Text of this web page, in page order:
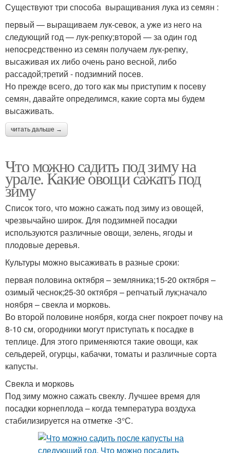
Существуют три способа выращивания лука из семян :
первый — выращиваем лук-севок, а уже из него на
следующий год — лук-репку;второй — за один год
непосредственно из семян получаем лук-репку,
высаживая их либо очень рано весной, либо
рассадой;третий - подзимний посев.
Но прежде всего, до того как мы приступим к посеву
семян, давайте определимся, какие сорта мы будем
высаживать.
читать дальше →
Что можно садить под зиму на
урале. Какие овощи сажать под
зиму
Список того, что можно сажать под зиму из овощей,
чрезвычайно широк. Для подзимней посадки
используются различные овощи, зелень, ягоды и
плодовые деревья.
Культуры можно высаживать в разные сроки:
первая половина октября – земляника;15-20 октября –
озимый чеснок;25-30 октября – репчатый лук;начало
ноября – свекла и морковь.
Во второй половине ноября, когда снег покроет почву на
8-10 см, огородники могут приступать к посадке в
теплице. Для этого применяются такие овощи, как
сельдерей, огурцы, кабачки, томаты и различные сорта
капусты.
Свекла и морковь
Под зиму можно сажать свеклу. Лучшее время для
посадки корнеплода – когда температура воздуха
стабилизируется на отметке -3°С.